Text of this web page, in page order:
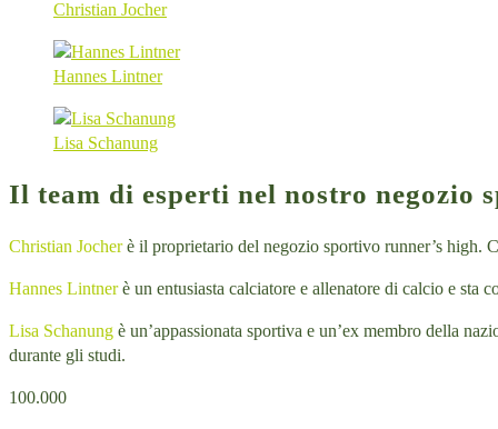
Christian Jocher
Hannes Lintner
Lisa Schanung
Il team di esperti nel nostro negozio
Christian Jocherè il proprietario del negozio sportivo runner’s high.
Hannes Lintnerè un entusiasta calciatore e allenatore di calcio e sta
Lisa Schanung è un’appassionata sportiva e un’ex membro della
durante gli studi.
100.000